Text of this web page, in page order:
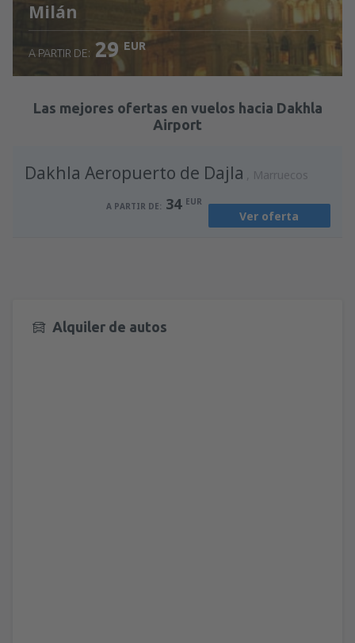
Milán
Revisa los detalles
A PARTIR DE: 29 EUR
Las mejores ofertas en vuelos hacia Dakhla
Airport
Dakhla Aeropuerto de Dajla Marruecos
A PARTIR DE: 34 EUR
Ver oferta
Alquiler de autos